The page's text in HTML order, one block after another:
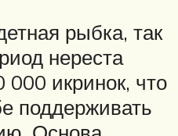
рыбка, так
нереста
000 икринок, что
поддерживать